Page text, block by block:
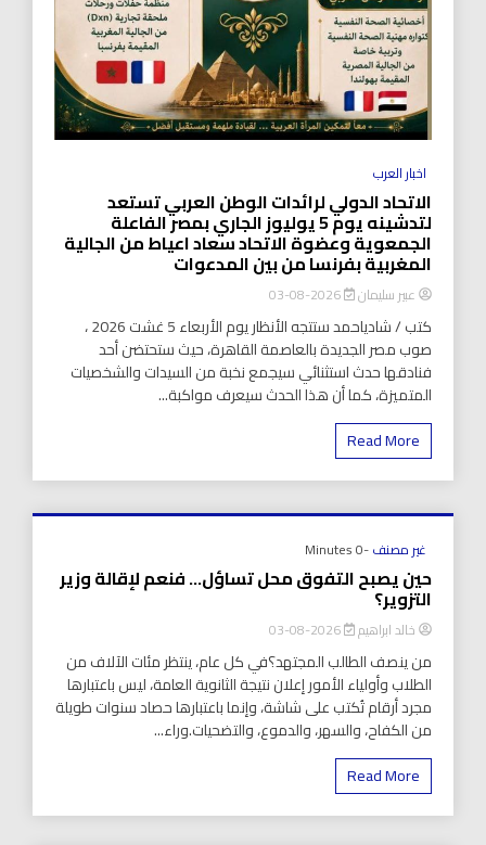
اخبار العرب
الاتحاد الدولي لرائدات الوطن العربي تستعد
لتدشينه يوم 5 يوليوز الجاري بمصر الفاعلة
الجمعوية وعضوة الاتحاد سعاد اعياط من الجالية
المغربية بفرنسا من بين المدعوات
عبير سليمان 2026-08-03
كتب / شادياحمد ستتجه الأنظار يوم الأربعاء 5 غشت 2026 ،
صوب مصر الجديدة بالعاصمة القاهرة، حيث ستحتضن أحد
فنادقها حدث استثنائي سيجمع نخبة من السيدات والشخصيات
المتميزة، كما أن هذا الحدث سيعرف مواكبة...
Read More
غير مصنف-0 Minutes
حين يصبح التفوق محل تساؤل… فنعم لإقالة وزير
التزوير؟
خالد ابراهيم 2026-08-03
من ينصف الطالب المجتهد؟في كل عام، ينتظر مئات الآلاف من
الطلاب وأولياء الأمور إعلان نتيجة الثانوية العامة، ليس باعتبارها
مجرد أرقام تُكتب على شاشة، وإنما باعتبارها حصاد سنوات طويلة
من الكفاح، والسهر، والدموع، والتضحيات.وراء...
Read More